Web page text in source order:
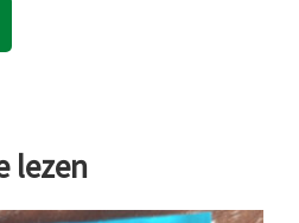
lezen